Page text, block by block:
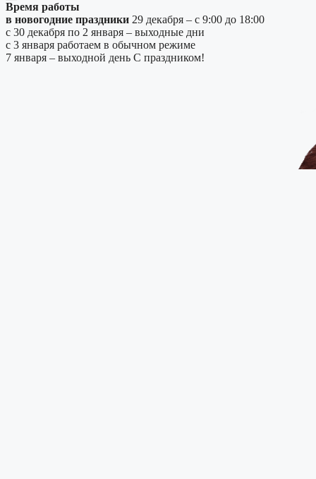
Время работы
в новогодние праздники 29 декабря – с 9:00 до 18:00
с 30 декабря по 2 января – выходные дни
с 3 января работаем в обычном режиме
7 января – выходной день С праздником!